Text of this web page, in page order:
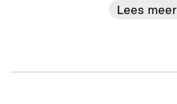
Lees meer